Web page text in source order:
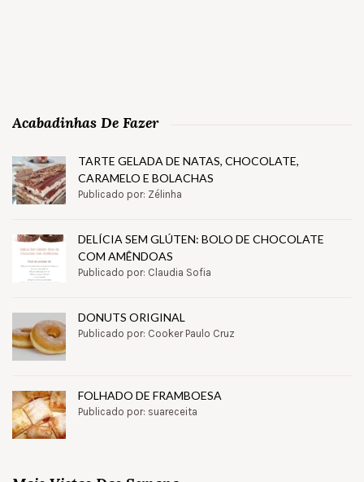
Acabadinhas De Fazer
TARTE GELADA DE NATAS, CHOCOLATE,
CARAMELO E BOLACHAS
Publicado por: Zélinha
DELÍCIA SEM GLÚTEN: BOLO DE CHOCOLATE
COM AMÊNDOAS
Publicado por: Claudia Sofia
DONUTS ORIGINAL
Publicado por: Cooker Paulo Cruz
FOLHADO DE FRAMBOESA
Publicado por: suareceita